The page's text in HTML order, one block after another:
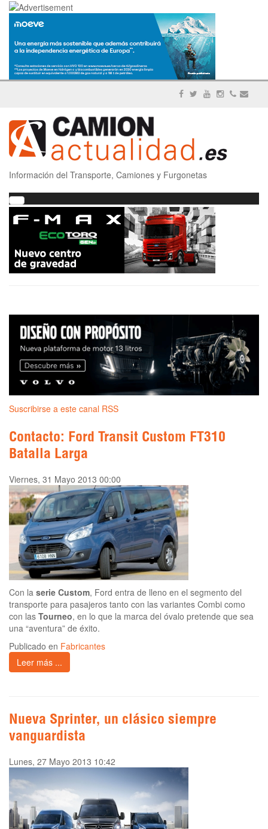
Información del Transporte, Camiones y Furgonetas
Suscribirse a este canal RSS
Contacto: Ford Transit Custom FT310
Batalla Larga
Viernes, 31 Mayo 2013 00:00
Con la serie Custom, Ford entra de lleno en el segmento del
transporte para pasajeros tanto con las variantes Combi como
con las Tourneo, en lo que la marca del óvalo pretende que sea
una “aventura” de éxito.
Publicado en Fabricantes
Leer más ...
Nueva Sprinter, un clásico siempre
vanguardista
Lunes, 27 Mayo 2013 10:42